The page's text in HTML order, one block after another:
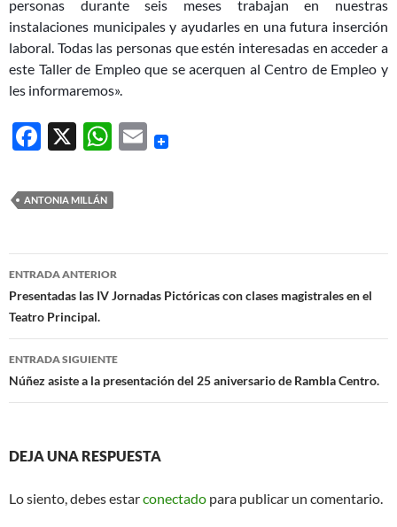
personas durante seis meses trabajan en nuestras
instalaciones municipales y ayudarles en una futura inserción
laboral. Todas las personas que estén interesadas en acceder a
este Taller de Empleo que se acerquen al Centro de Empleo y
les informaremos».
F
e
b
o
o
k
X
W
at
s
A
p
p
E
ANTONIA MILLÁN
Navegación
de
entradas
ENTRADA ANTERIOR
Presentadas las IV Jornadas Pictóricas con clases magistrales en el
Teatro Principal.
ENTRADA SIGUIENTE
Núñez asiste a la presentación del 25 aniversario de Rambla Centro.
DEJA UNA RESPUESTA
Lo siento, debes estarconectado para publicar un comentario.